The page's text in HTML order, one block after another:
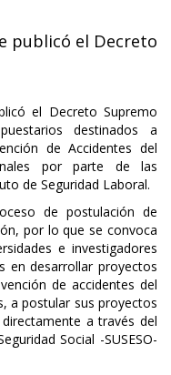
publicó el Decreto
el Decreto Supremo
destinados a
de Accidentes del
por parte de las
de Seguridad Laboral.
de postulación de
por lo que se convoca
e investigadores
en desarrollar proyectos
de accidentes del
a postular sus proyectos
a través del
Social -SUSESO-